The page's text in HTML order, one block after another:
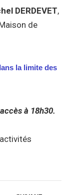
DERDEVET,
de
la limite des
à 18h30.